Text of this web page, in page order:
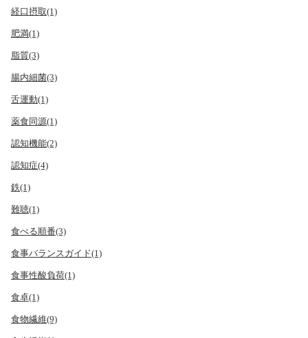
経口摂取(1)
肥満(1)
脂質(3)
腸内細菌(3)
舌運動(1)
薬食同源(1)
認知機能(2)
認知症(4)
鉄(1)
難聴(1)
食べる順番(3)
食事バランスガイド(1)
食事性酸負荷(1)
食卓(1)
食物繊維(9)